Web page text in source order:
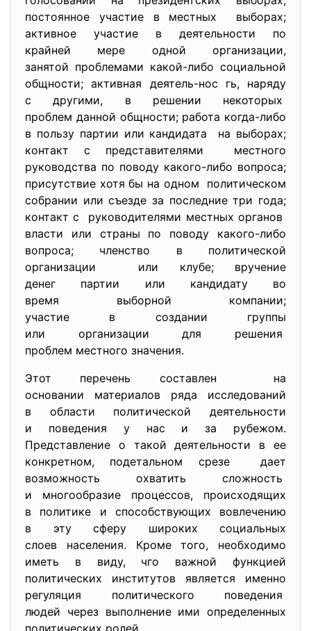
постоянное участие в местных выборах;
активное участие в деятельности по
крайней мере одной организации,
занятой проблемами какой-либо социальной
общности; активная деятель-нос гь, наряду
с другими, в решении некоторых
проблем данной общности; работа когда-либо
в пользу партии или кандидата на выборах;
контакт с представителями местного
руководства по поводу какого-либо вопроса;
присутствие хотя бы на одном политическом
собрании или съезде за последние три года;
контакт с руководителями местных органов
власти или страны по поводу какого-либо
вопроса; членство в политической
организации или клубе; вручение
денег партии или кандидату во
время выборной компании;
участие в создании группы
или организации для решения
проблем местного значения.
Этот перечень составлен на
основании материалов ряда исследований
в области политической деятельности
и поведения у нас и за рубежом.
Представление о такойдеятельности в ее
конкретном, подетальном срезе дает
возможность охватить сложность
и многообразие процессов, происходящих
в политике и способствующих вовлечению
в эту сферу широких социальных
слоев населения. Кроме того, необходимо
иметь в виду, чго важной функцией
политических институтов является именно
регуляция политического поведения
людей через выполнение ими определенных
политических ролей.